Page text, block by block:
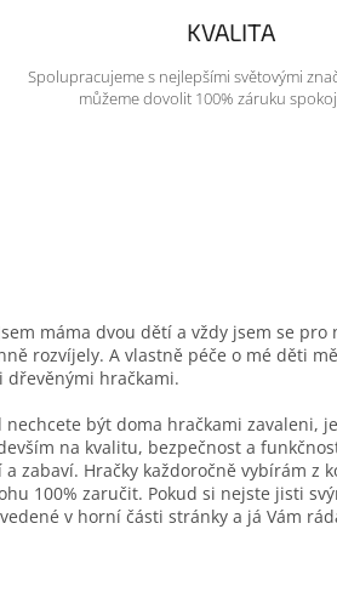
KVALITA
Spolupracujeme s nejlepšími světovými
můžeme dovolit 100% záruku
máma dvou dětí a vždy jsem se pro
rozvíjely. A vlastně péče o mé děti
dřevěnými hračkami.
být doma hračkami zavaleni,
na kvalitu, bezpečnost a
zabaví. Hračky každoročně vybírám z
100% zaručit. Pokud si nejste jisti
v horní části stránky a já Vám